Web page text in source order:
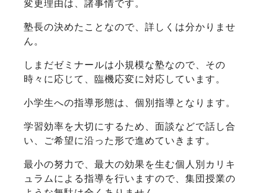
変更理由は、諸事情です。
塾長の決めたことなので、詳しくは分かりませ
ん。
しまだゼミナールは小規模な塾なので、その
時々に応じて、臨機応変に対応しています。
小学生への指導形態は、個別指導となります。
学習効率を大切にするため、面談などで話し合
い、ご希望に沿った形で進めていきます。
最小の努力で、最大の効果を生む個人別カリキ
ュラムによる指導を行いますので、集団授業の